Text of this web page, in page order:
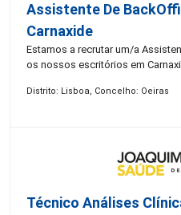
Assistente De
Carnaxide
Estamos a recrutar um/a
os nossos escritórios em
Distrito: Lisboa, Concelho: Oeiras
Técnico Análises